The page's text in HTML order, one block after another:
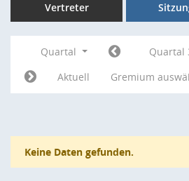
Vertreter
Quartal Quartal
Aktuell
Gremium
Keine Daten gefunden.